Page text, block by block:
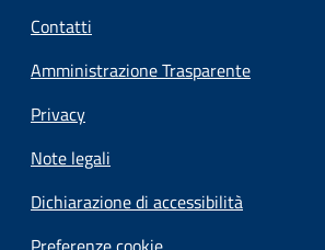
Contatti
Amministrazione Trasparente
Privacy
Note legali
Dichiarazione di accessibilità